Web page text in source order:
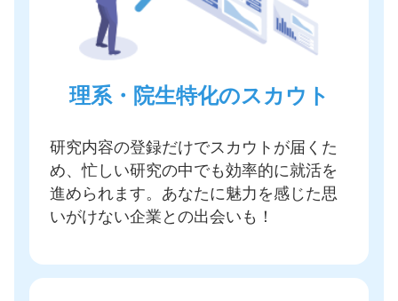
理系・院生特化のスカウト
研究内容の登録だけでスカウトが届く た
め、忙しい研究の中でも効率的に就活を
進められます。あなたに魅力を感じた思
いがけない企業との出会いも！